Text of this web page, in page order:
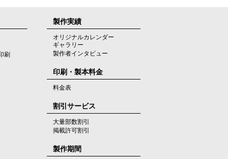
刷
製作実績
オリジナルカレンダー
ギャラリー
製作者インタビュー
印刷・製本料金
料金表
割引サービス
大量部数割引
掲載許可割引
製作期間